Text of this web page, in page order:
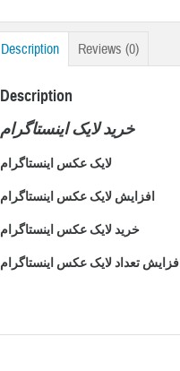
Description Reviews (0)
Description
خرید لایک اینستاگرام
لایک عکس اینستاگرام
افزایش لایک عکس اینستاگرام
خرید لایک عکس اینستاگرام
افزایش تعداد لایک عکس اینستاگرام